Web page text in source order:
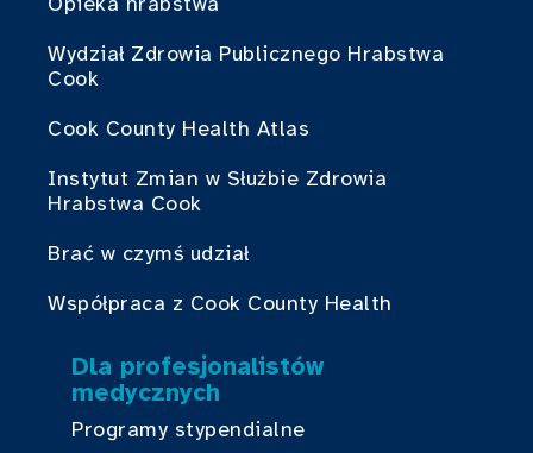
Wydział Zdrowia Publicznego Hrabstwa
Cook
Cook County Health Atlas
Instytut Zmian w Służbie Zdrowia
Hrabstwa Cook
Brać w czymś udział
Współpraca z Cook County Health
Dla profesjonalistów
medycznych
Programy stypendialne